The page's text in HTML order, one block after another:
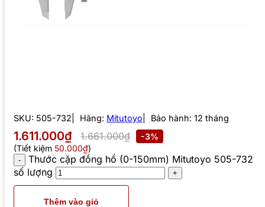
SKU: 505-732 Hãng: Mitutoyo Bảo hành: 12 tháng
1.611.000₫ 1.661.000₫
-3%
(Tiết kiệm 50.000₫)
Thước cặp đồng hồ (0-150mm) Mitutoyo 505-732
số lượng
Thêm vào giỏ